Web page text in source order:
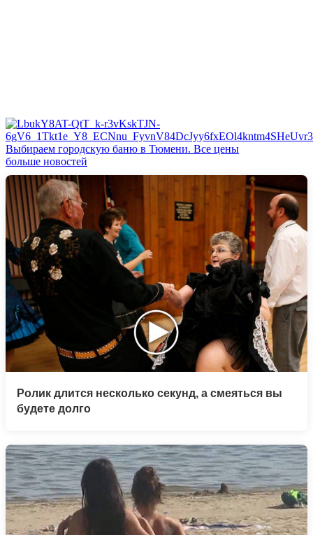
Выбираем городскую баню в Тюмени. Все цены
больше новостей
Ролик длится несколько секунд, а смеяться вы
будете долго